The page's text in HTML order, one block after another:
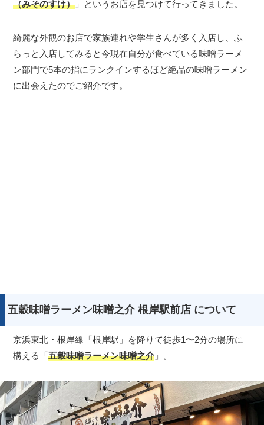
（みそのすけ） 」というお店を見つけて行ってきました。
綺麗な外観のお店で家族連れや学生さんが多く入店し、ふ
らっと入店してみると今現在自分が食べている味噌ラーメ
ン部門で5本の指にランクインするほど絶品の味噌ラーメン
に出会えたのでご紹介です。
五穀味噌ラーメン味噌之介 根岸駅前店 について
京浜東北・根岸線「根岸駅」を降りて徒歩1〜2分の場所に
構える「五穀味噌ラーメン味噌之介 」。